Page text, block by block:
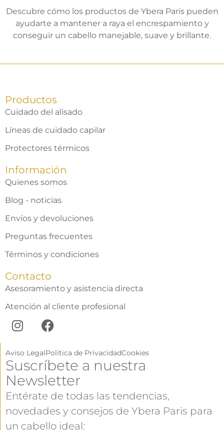
Descubre cómo los productos de Ybera Paris pueden
ayudarte a mantener a raya el encrespamiento y
conseguir un cabello manejable, suave y brillante.
Productos
Cuidado del alisado
Líneas de cuidado capilar
Protectores térmicos
Información
Quienes somos
Blog - noticias
Envíos y devoluciones
Preguntas frecuentes
Términos y condiciones
Contacto
Asesoramiento y asistencia directa
Atención al cliente profesional
Aviso LegalPolítica de PrivacidadCookies
Suscríbete a nuestra
Newsletter
Entérate de todas las tendencias,
novedades y consejos de Ybera Paris para
un cabello ideal: